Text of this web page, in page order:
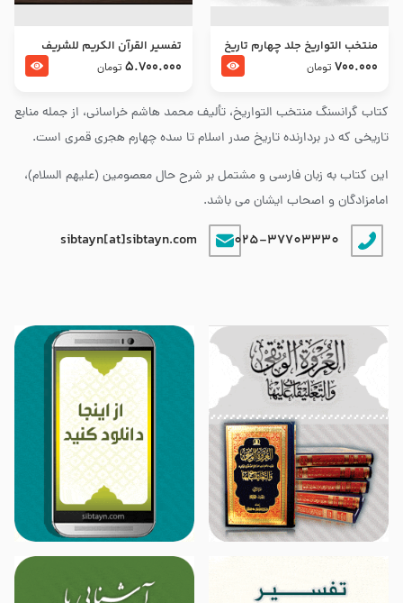
کتاب گرانسنگ منتخب التواريخ، تألیف محمد هاشم خراسانی، از جمله منابع
تاریخی که در بردارنده تاریخ صدر اسلام تا سده چهارم هجری قمری است.
این کتاب به زبان فارسی و مشتمل بر شرح حال معصومین (علیهم السلام)،
امامزادگان و اصحاب ایشان می باشد.
025-37703330
sibtayn[at]sibtayn.com
منتخب التواریخ جلد چهارم تاریخ
امام زین العابدین و امام محمد
700.000 تومان
تفسير القرآن الكريم للشريف
المرتضي قدس سرّه
5.700.000 تومان